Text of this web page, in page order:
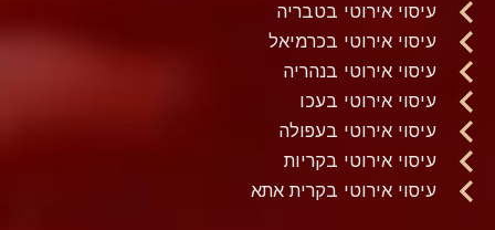
עיסוי אירוטי בטבריה
עיסוי אירוטי בכרמיאל
עיסוי אירוטי בנהריה
עיסוי אירוטי בעכו
עיסוי אירוטי בעפולה
עיסוי אירוטי בקריות
עיסוי אירוטי בקרית אתא